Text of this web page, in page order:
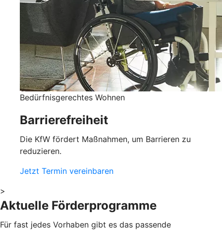
Bedürfnisgerechtes Wohnen
Barrierefreiheit
Die KfW fördert Maßnahmen, um Barrieren zu
reduzieren.
Jetzt Termin vereinbaren
>
Aktuelle Förderprogramme
Für fast jedes Vorhaben gibt es das passende